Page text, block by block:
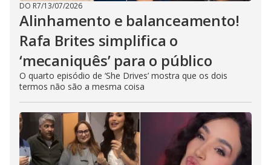
DO R7/13/07/2026
Alinhamento e balanceamento!
Rafa Brites simplifica o
‘mecaniquês’ para o público
O quarto episódio de ‘She Drives’ mostra que os dois
termos não são a mesma coisa